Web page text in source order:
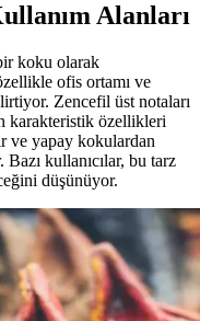
Alanları
koku olarak
ofis ortamı ve
Zencefil üst notaları
karakteristik özellikleri
ve yapay kokulardan
kullanıcılar, bu tarz
düşünüyor.